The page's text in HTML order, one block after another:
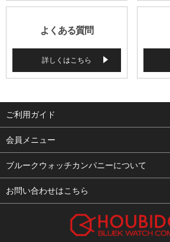
よくある質問
詳しくはこちら
ご利用ガイド
よくある質問
支払い・送料
修理依頼
会員メニュー
ログイン
お気に入り
ブルークウォッチカンパニーについて
会社概要
お問い合わせはこちら